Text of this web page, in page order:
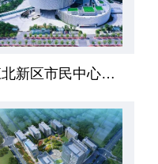
江北新区市民中心工程